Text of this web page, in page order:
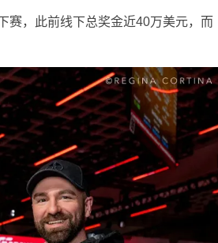
赛，此前线下总奖金近40万美元，而